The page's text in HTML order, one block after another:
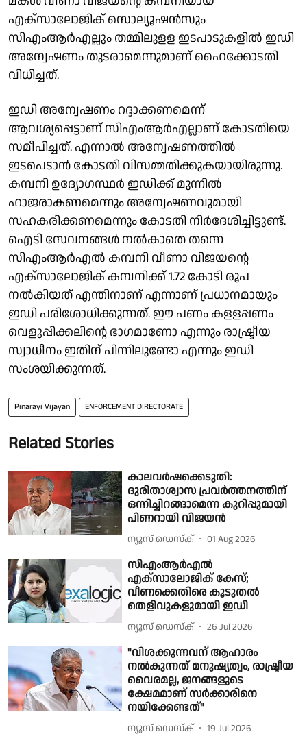
എക്‌സാലോജിക് സൊല്യൂഷന്‍സും
സിഎംആര്‍എല്ലും തമ്മിലുളള ഇടപാടുകളില്‍ ഇഡി
അന്വേഷണം തുടരാമെന്നുമാണ് ഹൈക്കോടതി
വിധിച്ചത്.
ഇഡി അന്വേഷണം റദ്ദാക്കണമെന്ന്
ആവശ്യപ്പെട്ടാണ് സിഎംആര്‍എല്ലാണ് കോടതിയെ
സമീപിച്ചത്. എന്നാല്‍ അന്വേഷണത്തില്‍
ഇടപെടാന്‍ കോടതി വിസമ്മതിക്കുകയായിരുന്നു.
കമ്പനി ഉദ്യോഗസ്ഥര്‍ ഇഡിക്ക് മുന്നില്‍
ഹാജരാകണമെന്നും അന്വേഷണവുമായി
സഹകരിക്കണമെന്നും കോടതി നിര്‍ദേശിച്ചിട്ടുണ്ട്.
ഐടി സേവനങ്ങള്‍ നല്‍കാതെ തന്നെ
സിഎംആര്‍എല്‍ കമ്പനി വീണാ വിജയന്റെ
എക്‌സാലോജിക് കമ്പനിക്ക് 1.72 കോടി രൂപ
നല്‍കിയത് എന്തിനാണ് എന്നാണ് പ്രധാനമായും
ഇഡി പരിശോധിക്കുന്നത്. ഈ പണം കളളപ്പണം
വെളുപ്പിക്കലിന്റെ ഭാഗമാണോ എന്നും രാഷ്ട്രീയ
സ്വാധീനം ഇതിന് പിന്നിലുണ്ടോ എന്നും ഇഡി
സംശയിക്കുന്നത്.
Pinarayi Vijayan ENFORCEMENT DIRECTORATE
Related Stories
കാലവർഷക്കെടുതി:
ദുരിതാശ്വാസ പ്രവർത്തനത്തിന്
ഒന്നിച്ചിറങ്ങാമെന്ന കുറിപ്പുമായി
പിണറായി വിജയൻ
ന്യൂസ് ഡെസ്ക് 01 Aug 2026
സിഎംആർഎൽ
എക്‌സാലോജിക് കേസ്;
വീണക്കെതിരെ കൂടുതൽ
തെളിവുകളുമായി ഇഡി
ന്യൂസ് ഡെസ്ക് 26 Jul 2026
"വിശക്കുന്നവന് ആഹാരം
നൽകുന്നത് മനുഷ്യത്വം, രാഷ്ട്രീയ
വൈരമല്ല, ജനങ്ങളുടെ
ക്ഷേമമാണ് സർക്കാരിനെ
നയിക്കേണ്ടത്"
ന്യൂസ് ഡെസ്ക് 19 Jul 2026